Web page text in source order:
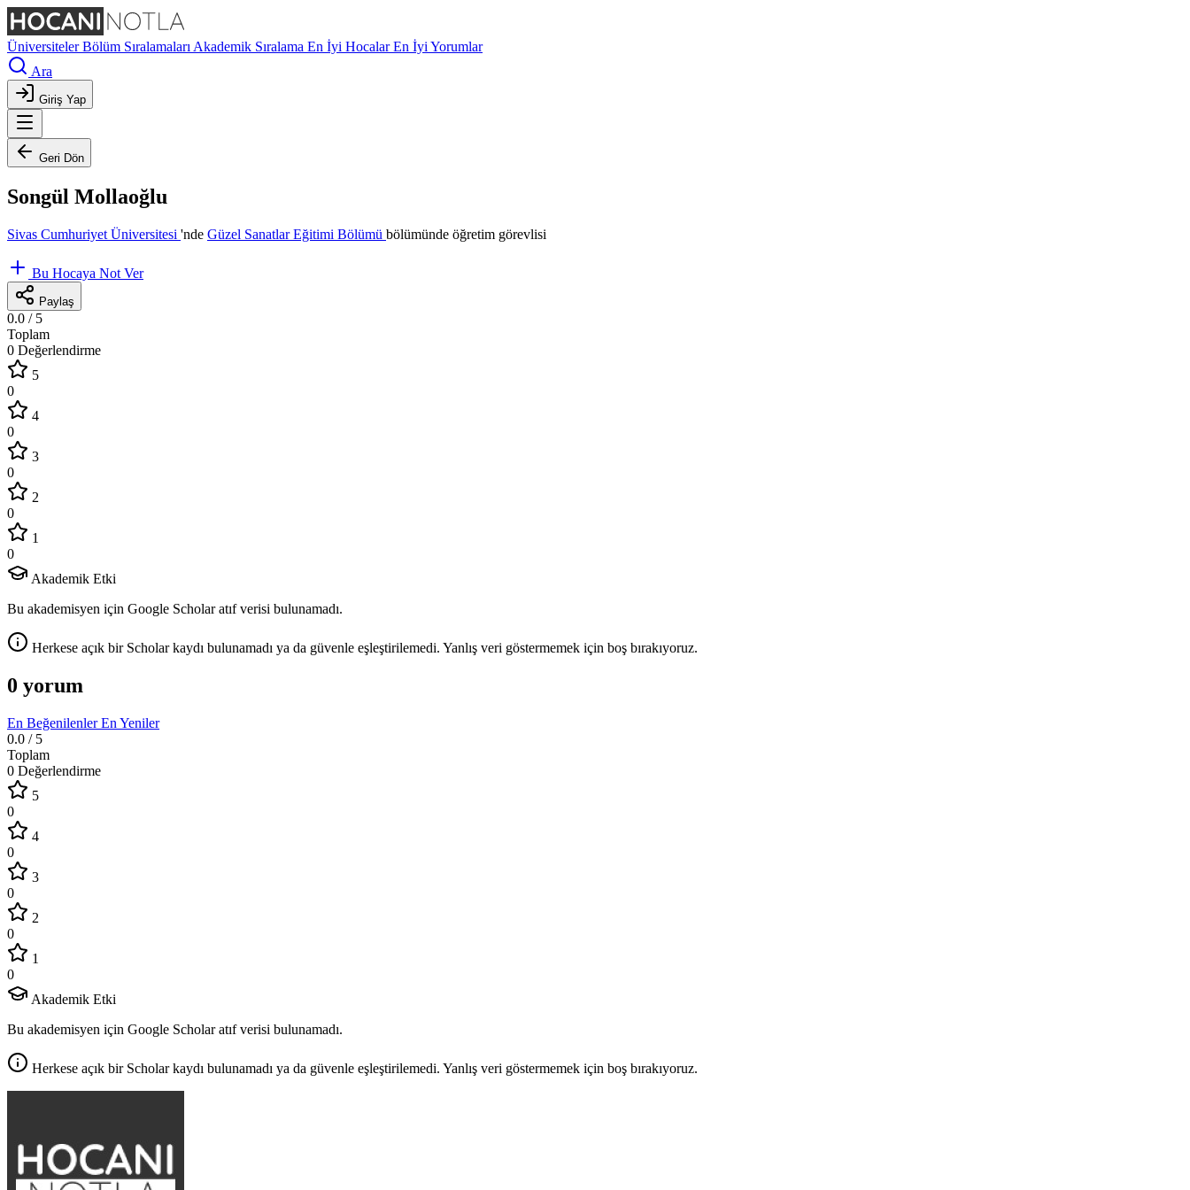
ÜniversitelerBölüm Sıralamaları Akademik Sıralama En İyi HocalarEn İyi Yorumlar
Ara
Giriş Yap
Geri Dön
Songül Mollaoğlu
Sivas Cumhuriyet Üniversitesi 'nde Güzel Sanatlar Eğitimi Bölümü bölümünde öğretim görevlisi
Bu Hocaya Not Ver
Paylaş
0.0 / 5
Toplam
0 Değerlendirme
5
0
4
0
3
0
2
0
1
0
Akademik Etki
Bu akademisyen için Google Scholar atıf verisi bulunamadı.
Herkese açık bir Scholar kaydı bulunamadı ya da güvenle eşleştirilemedi. Yanlış veri göstermemek için boş bırakıyoruz.
0 yorum
En BeğenilenlerEn Yeniler
0.0 / 5
Toplam
0 Değerlendirme
5
0
4
0
3
0
2
0
1
0
Akademik Etki
Bu akademisyen için Google Scholar atıf verisi bulunamadı.
Herkese açık bir Scholar kaydı bulunamadı ya da güvenle eşleştirilemedi. Yanlış veri göstermemek için boş bırakıyoruz.